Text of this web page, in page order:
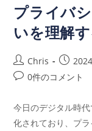
プライバ
いを理解
Chris
0件のコメント
今日のデジタル時
化されており、プ